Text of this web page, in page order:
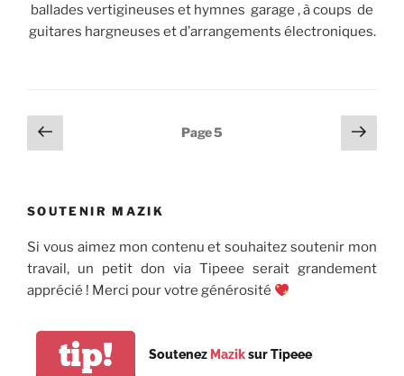
ballades vertigineuses et hymnes garage , à coups de
guitares hargneuses et d’arrangements électroniques.
Pagination
des
Page
précédente
Page5
Page
SOUTENIR MAZIK
Si vous aimez mon contenu et souhaitez soutenir mon
travail, un petit don via Tipeee serait grandement
apprécié ! Merci pour votre générosité
tip! Soutenez Maziksur Tipeee